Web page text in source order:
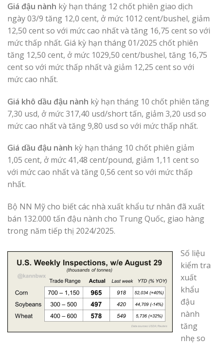
Giá đậu nành kỳ hạn tháng 12 chốt phiên giao dịch
ngày 03/9 tăng 12,0 cent, ở mức 1012 cent/bushel, giảm
12,50 cent so với mức cao nhất và tăng 16,75 cent so với
mức thấp nhất. Giá kỳ hạn tháng 01/2025 chốt phiên
tăng 12,50 cent, ở mức 1029,50 cent/bushel, tăng 16,75
cent so với mức thấp nhất và giảm 12,25 cent so với
mức cao nhất.
Giá khô dầu đậu nành kỳ hạn tháng 10 chốt phiên tăng
7,30 usd, ở mức 317,40 usd/short tấn, giảm 3,20 usd so
mức cao nhất và tăng 9,80 usd so với mức thấp nhất.
Giá dầu đậu nành kỳ hạn tháng 10 chốt phiên giảm
1,05 cent, ở mức 41,48 cent/pound, giảm 1,11 cent so
với mức cao nhất và tăng 0,56 cent so với mức thấp
nhất.
Bộ NN Mỹ cho biết các nhà xuất khẩu tư nhân đã xuất
bán 132.000 tấn đậu nành cho Trung Quốc, giao hàng
trong năm tiếp thị 2024/2025.
Số liệu
kiểm tra
xuất
khẩu
đậu
nành
tăng
nhẹ so